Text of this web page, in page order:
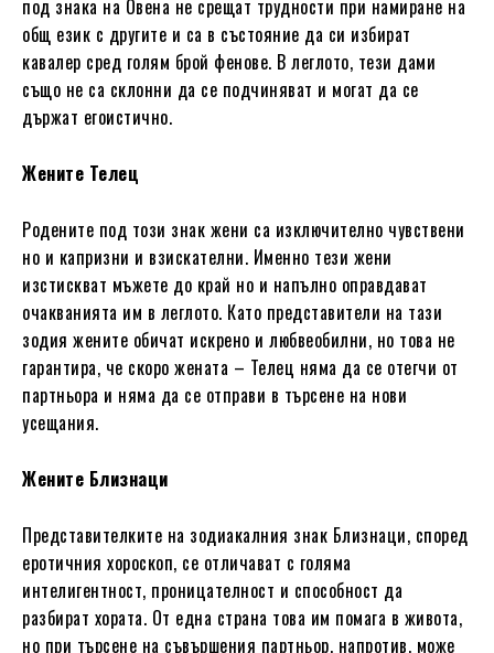
под знака на Овена не срещат трудности при намиране на
общ език с другите и са в състояние да си избират
кавалер сред голям брой фенове. В леглото, тези дами
също не са склонни да се подчиняват и могат да се
държат егоистично.
Жените Телец
Родените под този знак жени са изключително чувствени
но и капризни и взискателни. Именно тези жени
изстискват мъжете до край но и напълно оправдават
очакванията им в леглото. Като представители на тази
зодия жените обичат искрено и любвеобилни, но това не
гарантира, че скоро жената – Телец няма да се отегчи от
партньора и няма да се отправи в търсене на нови
усещания.
Жените Близнаци
Представителките на зодиакалния знак Близнаци, според
еротичния хороскоп, се отличават с голяма
интелигентност, проницателност и способност да
разбират хората. От една страна това им помага в живота,
но при търсене на съвършения партньор, напротив, може